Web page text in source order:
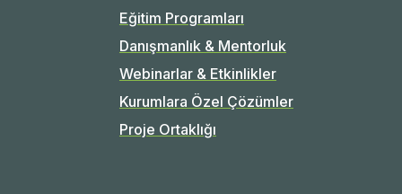
Eğitim Programları
Danışmanlık & Mentorluk
Webinarlar & Etkinlikler
Kurumlara Özel Çözümler
Proje Ortaklığı